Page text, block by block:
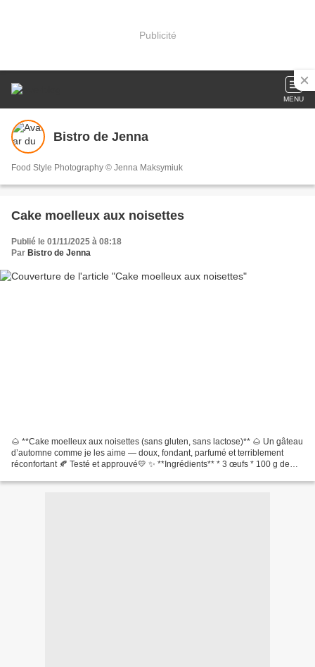
Publicité
MENU
Bistro de Jenna
Food Style Photography © Jenna Maksymiuk
Cake moelleux aux noisettes
Publié le 01/11/2025 à 08:18
Par Bistro de Jenna
🌰 **Cake moelleux aux noisettes (sans gluten, sans lactose)** 🌰 Un gâteau
d’automne comme je les aime — doux, fondant, parfumé et terriblement
réconfortant 🍂 Testé et approuvé💛 ✨ **Ingrédients** * 3 œufs * 100 g de